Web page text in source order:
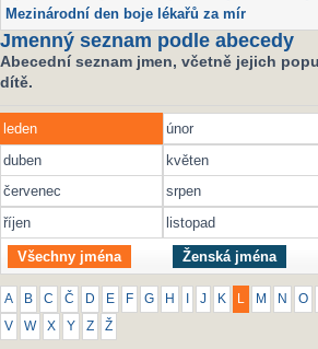
Mezinárodní den boje lékařů za mír
Jmenný seznam podle abecedy
Abecední seznam jmen, včetně jejich
dítě.
leden únor
duben
květen
červenec
srpen
říjen
listopad
Všechny jména Ženská jména
A B C Č D E F G H J K M N O
V W X Y Z Ž